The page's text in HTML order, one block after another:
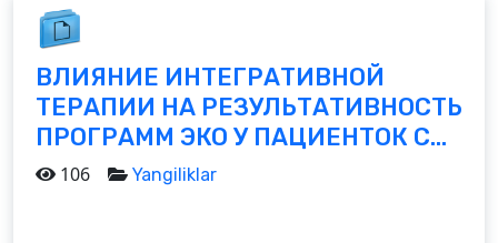
ВЛИЯНИЕ ИНТЕГРАТИВНОЙ
ТЕРАПИИ НА РЕЗУЛЬТАТИВНОСТЬ
ПРОГРАММ ЭКО У ПАЦИЕНТОК С...
106 Yangiliklar